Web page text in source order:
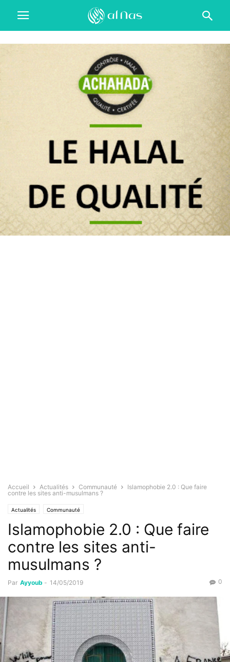
Accueil Actualités Communauté
Islamophobie 2.0 : Que faire
contre les sites anti-musulmans ?
Actualités Communauté
Islamophobie 2.0 : Que faire
contre les sites anti-
musulmans ?
Par Ayyoub - 14/05/2019 0